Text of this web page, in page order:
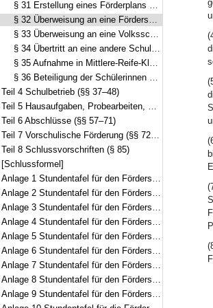
§ 31 Erstellung eines Förderplans und Überprüfung des sonderpädagogischen Förderbedarfs
§ 32 Überweisung an eine Förderschule für einen anderen Förderschwerpunkt
§ 33 Überweisung an eine Volksschule (Art. 24 Nr. 2, Art. 41 Abs. 11 BayEUG)
§ 34 Übertritt an eine andere Schule, Wechsel aus anderen weiterführenden Schularten, Schülerinnen und Schüler ohne ständigen festen Aufenthalt
§ 35 Aufnahme in Mittlere-Reife-Klassen und in Mittlere-Reife-Kurse
§ 36 Beteiligung der Schülerinnen und Schüler
Bereich erweitern
Teil 4 Schulbetrieb (§§ 37–48)
Bereich erweitern
Teil 5 Hausaufgaben, Probearbeiten, Vorrücken und Wiederholen, Zeugnisse (§§ 49–56)
Bereich erweitern
Teil 6 Abschlüsse (§§ 57–71)
Bereich erweitern
Teil 7 Vorschulische Förderung (§§ 72–84)
Bereich erweitern
Teil 8 Schlussvorschriften (§ 85)
[Schlussformel]
Bereich erweitern
Anlage 1 Stundentafel für den Förderschwerpunkt
Bereich erweitern
Anlage 2 Stundentafel für den Förderschwerpunkt
Bereich erweitern
Anlage 3 Stundentafel für den Förderschwerpunkt
Bereich erweitern
Anlage 4 Stundentafel für den Förderschwerpunkt
Bereich erweitern
Anlage 5 Stundentafel für den Förderschwerpunktkörperliche und motorische Entwicklung
Bereich erweitern
Anlage 6 Stundentafel für den Förderschwerpunktkörperliche und motorische Entwicklung
Bereich erweitern
Anlage 7 Stundentafel für den Förderschwerpunktgeistige Entwicklung
Bereich erweitern
Anlage 8 Stundentafel für den Förderschwerpunktgeistige Entwicklung
Bereich erweitern
Anlage 9 Stundentafel für den Förderschwerpunktgeistige Entwicklung